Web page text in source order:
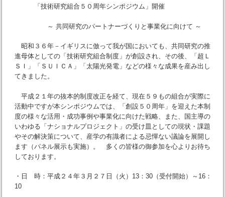
「技術研究組合５０周年シンポジウム」開催
～ 共同研究のパートナーづくりと事業化に向けて ～
昭和３６年－イギリスに倣って我が国においても、共同研究の推
進母体としての「技術研究組合制度」が創設され、その後、「超Ｌ
ＳＩ」「ＳＵＩＣＡ」「太陽光発電」などの様々な成果を産み出し
てきました。
平成２１年の抜本的制度改正を経て、現在５９もの組合が実際に
活動中ですが本シンポジウムでは、「創設５０周年」を迎えた本制
度の様々な活用・成功事例や事業化に向けた戦略、また、国主導の
いわゆる「ナショナルプロジェクト」の受け皿としての現状・課題
やその解決策について、産学の有識者による忌憚ない議論を展開し
ます（パネル展示も実施）。 多くの皆様の御参加を心よりお待ち
しております。
・日 時：平成２４年３月２７日（火）13：30（受付開始）～16：
10